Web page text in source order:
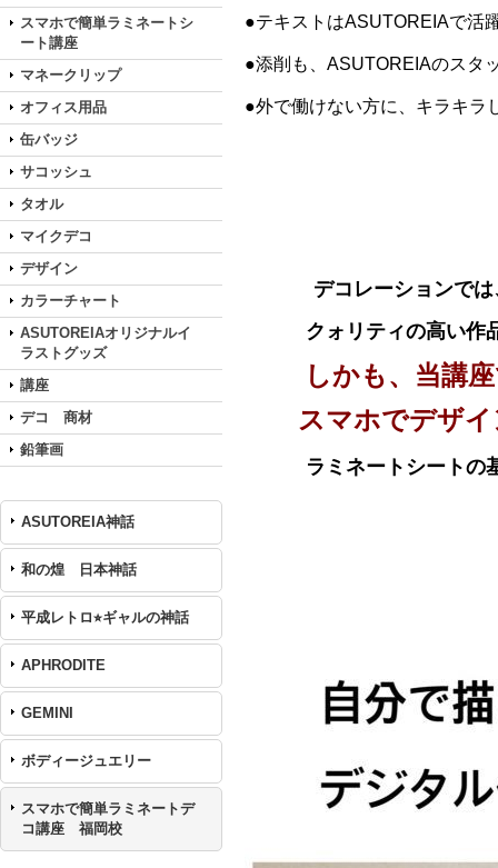
スマホで簡単ラミネートシ
ート講座
マネークリップ
オフィス用品
缶バッジ
サコッシュ
タオル
マイクデコ
デザイン
カラーチャート
ASUTOREIAオリジナルイ
ラストグッズ
講座
デコ 商材
鉛筆画
ASUTOREIA神話
和の煌 日本神話
平成レトロ⭐︎ギャルの神話
APHRODITE
GEMINI
ボディージュエリー
スマホで簡単ラミネートデ
コ講座 福岡校
●テキストはASUTOREIAで活
●添削も、ASUTOREIAのスタ
●外で働けない方に、キラキラ
デコレーションで
クォリティの高い作品
しかも、当講
スマホでデザイ
ラミネートシートの